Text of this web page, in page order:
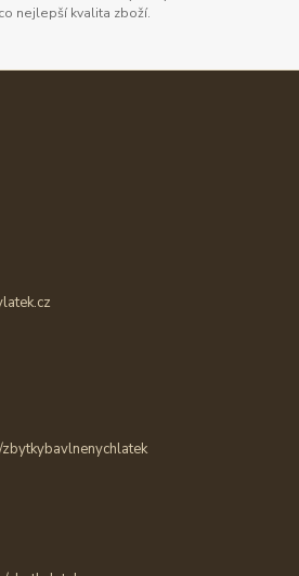
nejlepší kvalita zboží.